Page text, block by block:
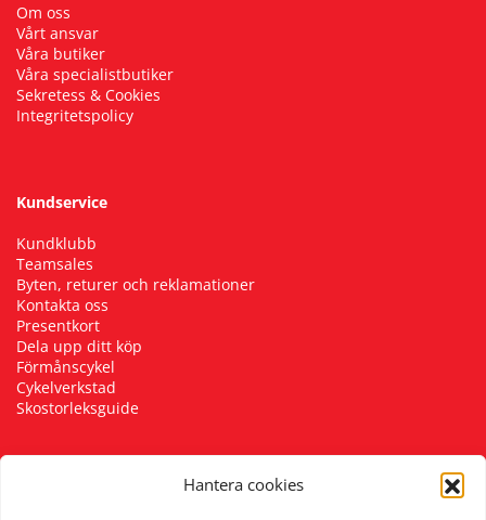
Hantera cookies
Om oss
Vårt ansvar
Våra butiker
Våra specialistbutiker
Sekretess & Cookies
Integritetspolicy
Kundservice
Kundklubb
Teamsales
Byten, returer och reklamationer
Kontakta oss
Presentkort
Dela upp ditt köp
Förmånscykel
Cykelverkstad
Skostorleksguide